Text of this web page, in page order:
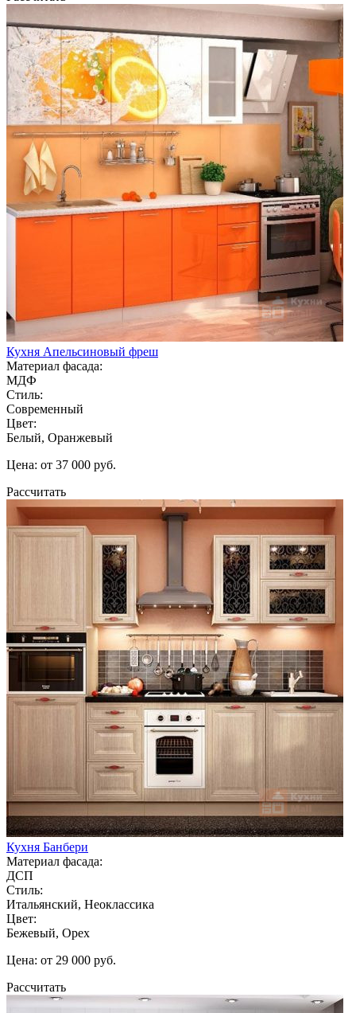
Кухня Апельсиновый фреш
Материал фасада:
МДФ
Стиль:
Современный
Цвет:
Белый, Оранжевый
Цена: от 37 000 руб.
Рассчитать
Кухня Банбери
Материал фасада:
ДСП
Стиль:
Итальянский, Неоклассика
Цвет:
Бежевый, Орех
Цена: от 29 000 руб.
Рассчитать